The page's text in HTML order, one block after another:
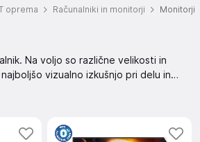
oprema Računalniki in monitorji Monitorji
Na voljo so različne velikosti in
vizualno izkušnjo pri delu in